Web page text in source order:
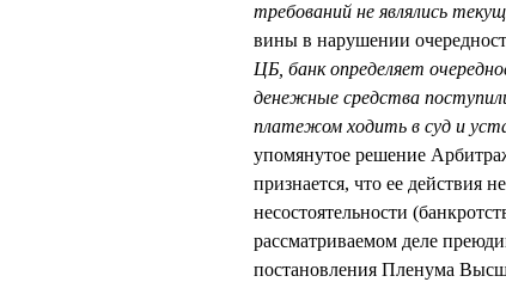
требований не являлись
вины в нарушении
ЦБ, банк определяет
денежные средства
платежом ходить в суд и
упомянутое решение
признается, что ее действия
несостоятельности
рассматриваемом деле
постановления Пленума